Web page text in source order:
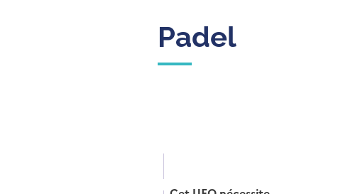
Padel